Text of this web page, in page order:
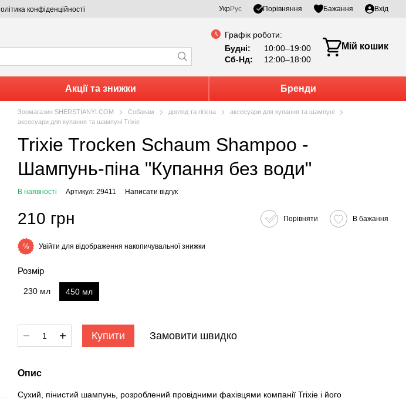
Політика конфіденційності УкрРус Порівняння Бажання Вхід
Графік роботи:
Будні:
10:00–19:00
Сб-Нд:
12:00–18:00
Мій кошик
Акції та знижки Бренди
Зоомагазин SHERSTIANYI.COM Собакам догляд та гігієна
аксесуари для купання та шампуні
аксесуари для купання та шампуні Trixie
Trixie Trocken Schaum Shampoo -
Шампунь-піна "Купання без води"
В наявності Артикул: 29411 Написати відгук
210 грн Порівняти В бажання
% Увійти для відображення накопичувальної знижки
Розмір
230 мл 450 мл
Купити Замовити швидко
Опис
Сухий, пінистий шампунь, розроблений провідними фахівцями компанії Trixie і його